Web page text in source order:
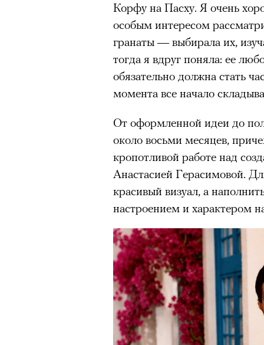
Корфу на Пасху. Я очень
особым интересом
гранаты — выбирала их,
тогда я вдруг поняла: ее
обязательно должна стать
момента все начало
От оформленной идеи до
около восьми месяцев,
кропотливой работе над
Анастасией Герасимовой.
красивый визуал, а
настроением и характером